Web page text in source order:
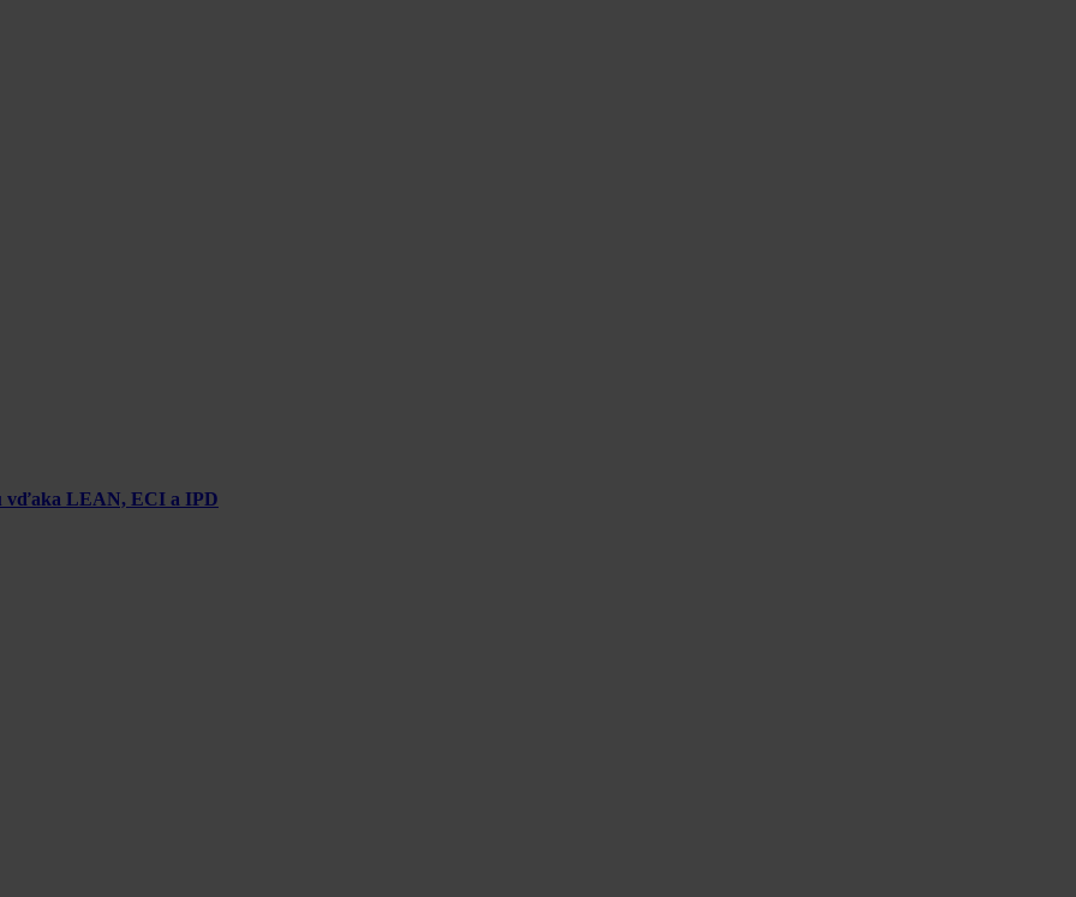
vďaka LEAN, ECI a IPD